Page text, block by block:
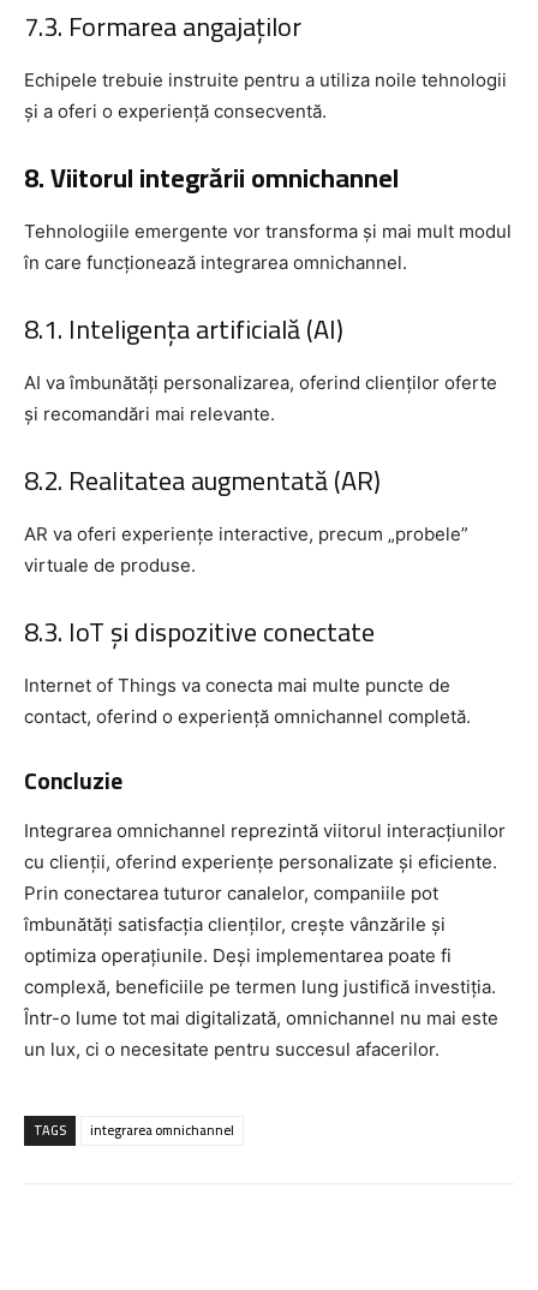
7.3. Formarea angajaților
Echipele trebuie instruite pentru a utiliza noile tehnologii
și a oferi o experiență consecventă.
8. Viitorul integrării omnichannel
Tehnologiile emergente vor transforma și mai mult modul
în care funcționează integrarea omnichannel.
8.1. Inteligența artificială (AI)
AI va îmbunătăți personalizarea, oferind clienților oferte
și recomandări mai relevante.
8.2. Realitatea augmentată (AR)
AR va oferi experiențe interactive, precum „probele”
virtuale de produse.
8.3. IoT și dispozitive conectate
Internet of Things va conecta mai multe puncte de
contact, oferind o experiență omnichannel completă.
Concluzie
Integrarea omnichannel reprezintă viitorul interacțiunilor
cu clienții, oferind experiențe personalizate și eficiente.
Prin conectarea tuturor canalelor, companiile pot
îmbunătăți satisfacția clienților, crește vânzările și
optimiza operațiunile. Deși implementarea poate fi
complexă, beneficiile pe termen lung justifică investiția.
Într-o lume tot mai digitalizată, omnichannel nu mai este
un lux, ci o necesitate pentru succesul afacerilor.
TAGS integrarea omnichannel